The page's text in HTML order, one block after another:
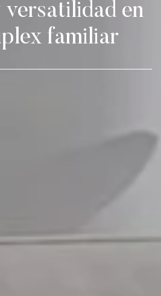
versatilidad en
familiar